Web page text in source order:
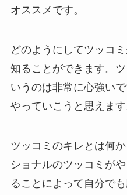
オススメです。
どのようにしてツッコ
知ることができます。
いうのは非常に心強い
やっていこうと思えます
ツッコミのキレとは何
ショナルのツッコミが
ることによって自分で